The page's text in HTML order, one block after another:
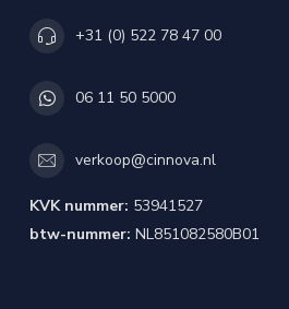
+31 (0) 522 78 47 00
06 11 50 5000
verkoop@cinnova.nl
KVK nummer: 53941527
btw-nummer: NL851082580B01